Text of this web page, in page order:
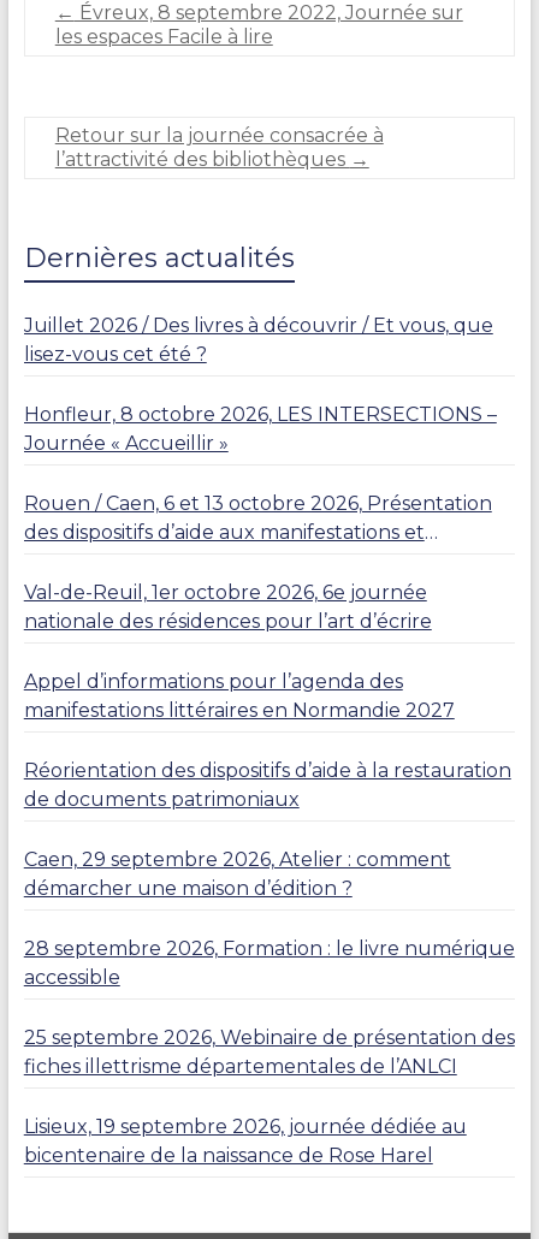
E
R
← Évreux, 8 septembre 2022, Journée sur
les espaces Facile à lire
Retour sur la journée consacrée à
l’attractivité des bibliothèques →
Dernières actualités
Juillet 2026 / Des livres à découvrir / Et vous, que
lisez-vous cet été ?
Honfleur, 8 octobre 2026, LES INTERSECTIONS –
Journée « Accueillir »
Rouen / Caen, 6 et 13 octobre 2026, Présentation
des dispositifs d’aide aux manifestations et
Val-de-Reuil, 1er octobre 2026, 6e journée
nationale des résidences pour l’art d’écrire
Appel d’informations pour l’agenda des
manifestations littéraires en Normandie 2027
Réorientation des dispositifs d’aide à la restauration
de documents patrimoniaux
Caen, 29 septembre 2026, Atelier : comment
démarcher une maison d’édition ?
28 septembre 2026, Formation : le livre numérique
accessible
25 septembre 2026, Webinaire de présentation des
fiches illettrisme départementales de l’ANLCI
Lisieux, 19 septembre 2026, journée dédiée au
bicentenaire de la naissance de Rose Harel